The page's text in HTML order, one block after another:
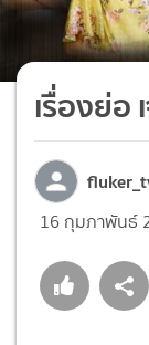
เรื่องย่อ
16 กุมภาพันธ์